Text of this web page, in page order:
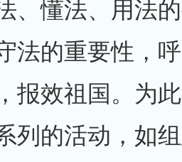
、懂法、用法
法的重要性，
报效祖国。为
列的活动，如